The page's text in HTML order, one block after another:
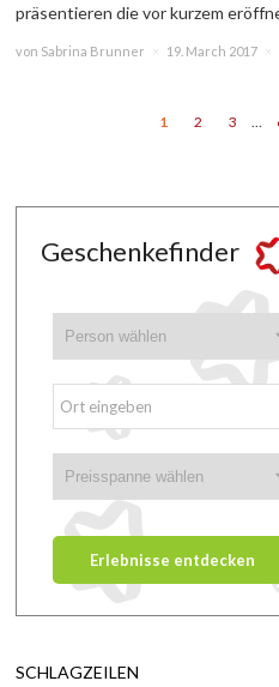
präsentieren die vor kurzem
von Sabrina Brunner 19. March 2017
1 2 3 …
Geschenkefinder
SCHLAGZEILEN